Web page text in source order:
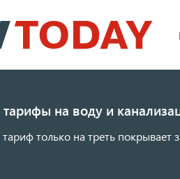
к
основному
на воду и
только на треть покрывает